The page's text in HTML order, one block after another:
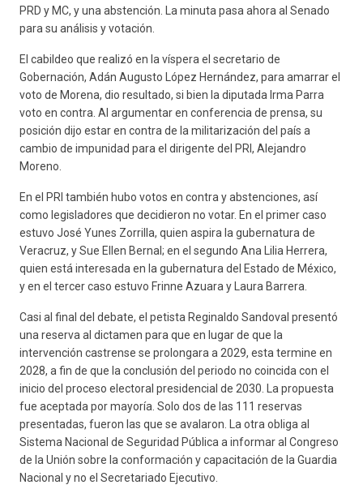
PRD y MC, y una abstención. La minuta pasa ahora al Senado
para su análisis y votación.
El cabildeo que realizó en la víspera el secretario de
Gobernación, Adán Augusto López Hernández, para amarrar el
voto de Morena, dio resultado, si bien la diputada Irma Parra
voto en contra. Al argumentar en conferencia de prensa, su
posición dijo estar en contra de la militarización del país a
cambio de impunidad para el dirigente del PRI, Alejandro
Moreno.
En el PRI también hubo votos en contra y abstenciones, así
como legisladores que decidieron no votar. En el primer caso
estuvo José Yunes Zorrilla, quien aspira la gubernatura de
Veracruz, y Sue Ellen Bernal; en el segundo Ana Lilia Herrera,
quien está interesada en la gubernatura del Estado de México,
y en el tercer caso estuvo Frinne Azuara y Laura Barrera.
Casi al final del debate, el petista Reginaldo Sandoval presentó
una reserva al dictamen para que en lugar de que la
intervención castrense se prolongara a 2029, esta termine en
2028, a fin de que la conclusión del periodo no coincida con el
inicio del proceso electoral presidencial de 2030. La propuesta
fue aceptada por mayoría. Solo dos de las 111 reservas
presentadas, fueron las que se avalaron. La otra obliga al
Sistema Nacional de Seguridad Pública a informar al Congreso
de la Unión sobre la conformación y capacitación de la Guardia
Nacional y no el Secretariado Ejecutivo.